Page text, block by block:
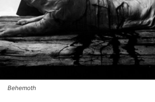
Behemoth